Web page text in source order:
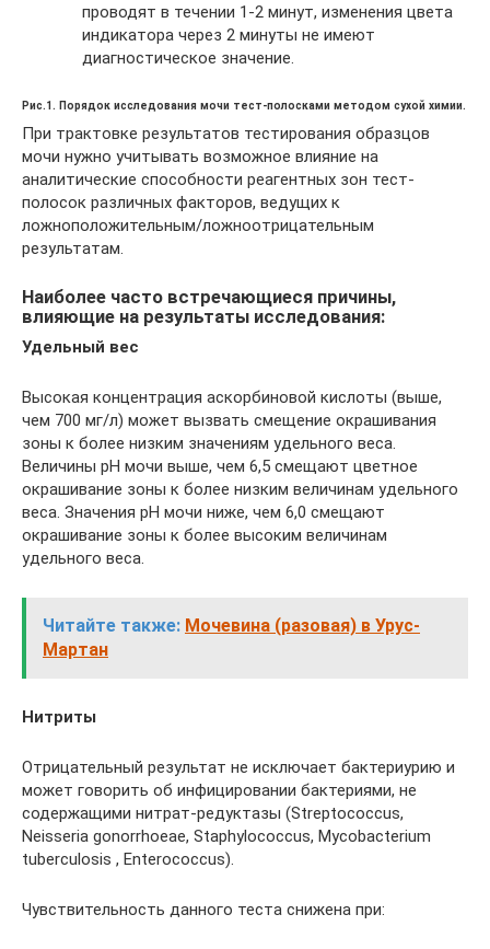
проводят в течении 1-2 минут, изменения цвета
индикатора через 2 минуты не имеют
диагностическое значение.
Рис.1. Порядок исследования мочи тест-полосками методом сухой химии.
При трактовке результатов тестирования образцов
мочи нужно учитывать возможное влияние на
аналитические способности реагентных зон тест-
полосок различных факторов, ведущих к
ложноположительным/ложноотрицательным
результатам.
Наиболее часто встречающиеся причины,
влияющие на результаты исследования:
Удельный вес
Высокая концентрация аскорбиновой кислоты (выше,
чем 700 мг/л) может вызвать смещение окрашивания
зоны к более низким значениям удельного веса.
Величины рН мочи выше, чем 6,5 смещают цветное
окрашивание зоны к более низким величинам удельного
веса. Значения рН мочи ниже, чем 6,0 смещают
окрашивание зоны к более высоким величинам
удельного веса.
Читайте также: Мочевина (разовая) в Урус-
Мартан
Нитриты
Отрицательный результат не исключает бактериурию и
может говорить об инфицировании бактериями, не
содержащими нитрат-редуктазы (Streptococcus,
Neisseria gonorrhoeae, Staphylococcus, Mycobacterium
tuberculosis , Enterococcus).
Чувствительность данного теста снижена при: